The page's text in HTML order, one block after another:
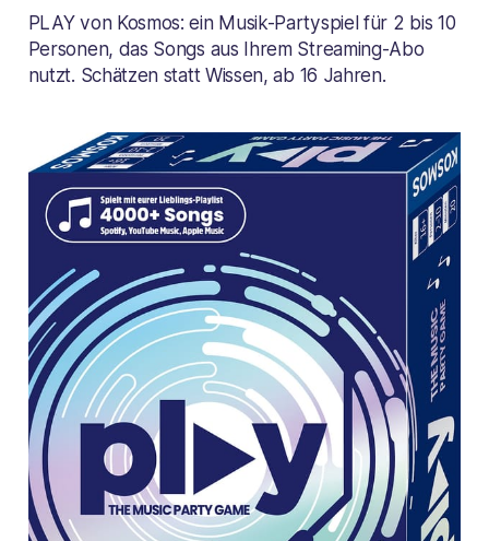
PLAY von Kosmos: ein Musik-Partyspiel für 2 bis 10
Personen, das Songs aus Ihrem Streaming-Abo
nutzt. Schätzen statt Wissen, ab 16 Jahren.